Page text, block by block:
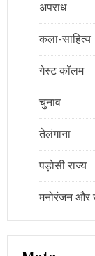
अपराध
कला-साहित्य
गेस्ट कॉलम
चुनाव
तेलंगाना
पड़ोसी राज्य
मनोरंजन